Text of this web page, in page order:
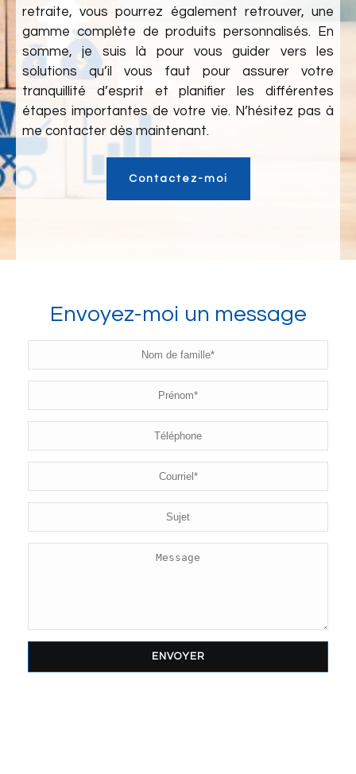
retraite, vous pourrez également retrouver, une
gamme complète de produits personnalisés. En
somme, je suis là pour vous guider vers les
solutions qu’il vous faut pour assurer votre
tranquillité d’esprit et planifier les différentes
étapes importantes de votre vie. N’hésitez pas à
me contacter dès maintenant.
Contactez-moi
Envoyez-moi un message